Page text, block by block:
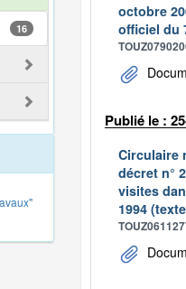
16
octobre
officiel du
Publié le :
Circulaire
décret n°
visites
1994